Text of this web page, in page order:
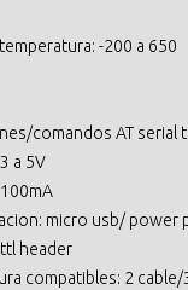
-200 a 650
comandos AT serial
a 5V
micro usb/ power
header
compatibles: 2 cable/